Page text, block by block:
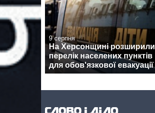
9 серпня
На Херсонщині розширили
перелік населених пунктів
для обов'язкової евакуації